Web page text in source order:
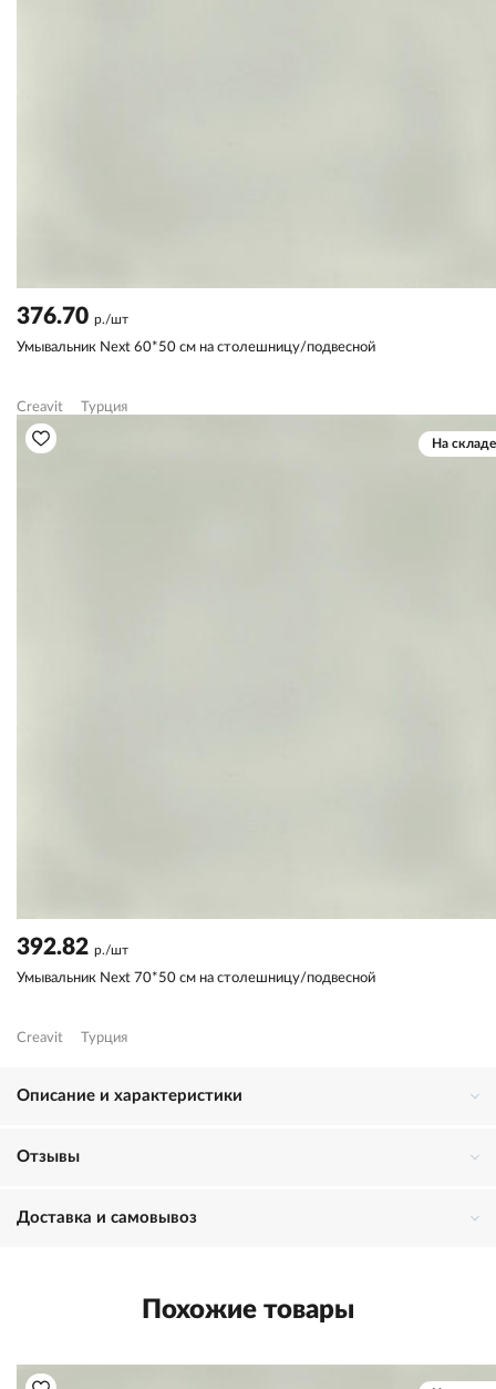
376.70 р./шт
Умывальник Next 60*50 см на столешницу/подвесной
Creavit Турция
На складе
392.82 р./шт
Умывальник Next 70*50 см на столешницу/подвесной
Creavit Турция
Описание и характеристики
Отзывы
Доставка и самовывоз
Похожие товары